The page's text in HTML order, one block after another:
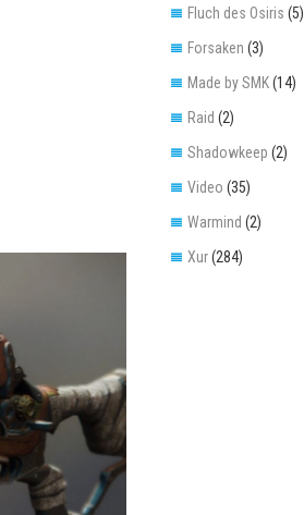
Fluch des Osiris (5)
Forsaken (3)
Made by SMK(14)
Raid (2)
Shadowkeep (2)
Video (35)
Warmind (2)
Xur(284)